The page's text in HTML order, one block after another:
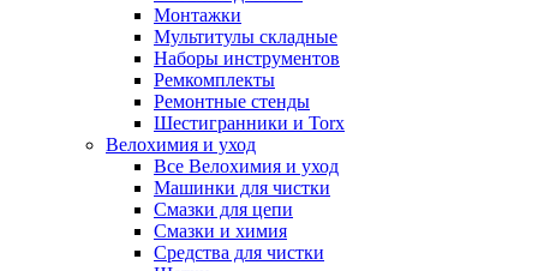
Монтажки
Мультитулы складные
Наборы инструментов
Ремкомплекты
Ремонтные стенды
Шестигранники и Torx
Велохимия и уход
Все Велохимия и уход
Машинки для чистки
Смазки для цепи
Смазки и химия
Средства для чистки